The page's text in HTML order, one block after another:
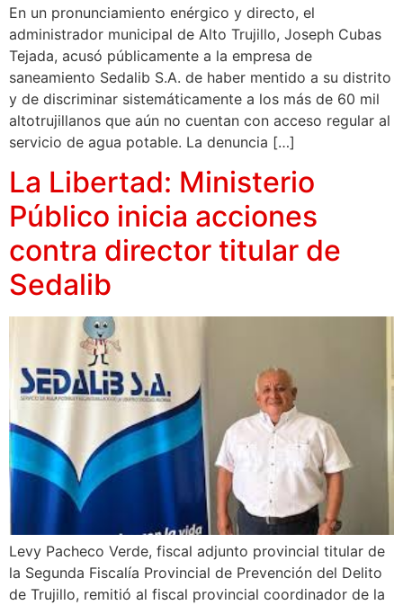
En un pronunciamiento enérgico y directo, el
administrador municipal de Alto Trujillo, Joseph Cubas
Tejada, acusó públicamente a la empresa de
saneamiento Sedalib S.A. de haber mentido a su distrito
y de discriminar sistemáticamente a los más de 60 mil
altotrujillanos que aún no cuentan con acceso regular al
servicio de agua potable. La denuncia […]
La Libertad: Ministerio
Público inicia acciones
contra director titular de
Sedalib
Levy Pacheco Verde, fiscal adjunto provincial titular de
la Segunda Fiscalía Provincial de Prevención del Delito
de Trujillo, remitió al fiscal provincial coordinador de la